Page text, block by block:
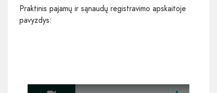
Praktinis pajamų ir sąnaudų registravimo apskaitoje
pavyzdys: